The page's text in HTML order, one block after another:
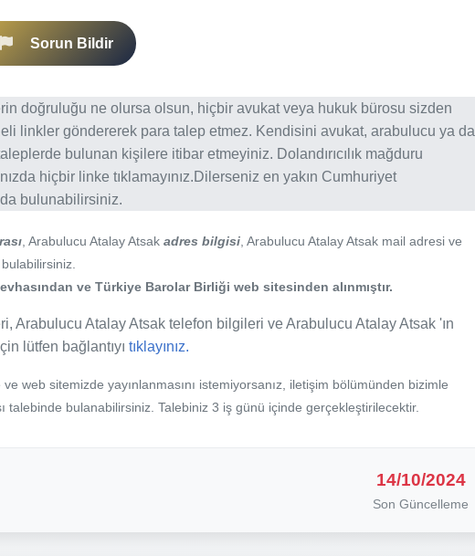
Sorun Bildir
doğruluğu ne olursa olsun, hiçbir avukat veya hukuk bürosu sizden
linkler göndererek para talep etmez. Kendisini avukat, arabulucu ya da
bulunan kişilere itibar etmeyiniz. Dolandırıcılık mağduru
hiçbir linke tıklamayınız.Dilerseniz en yakın Cumhuriyet
bulunabilirsiniz.
, Arabulucu Atalay Atsak adres bilgisi , Arabulucu Atalay Atsak mail adresi ve
ve Türkiye Barolar Birliği web sitesinden alınmıştır.
Arabulucu Atalay Atsak telefon bilgileri ve Arabulucu Atalay Atsak 'ın
lütfen bağlantıyı tıklayınız.
web sitemizde yayınlanmasını istemiyorsanız, iletişim bölümünden bizimle
talebinde bulanabilirsiniz. Talebiniz 3 iş günü içinde gerçekleştirilecektir.
14/10/2024
Son Güncelleme